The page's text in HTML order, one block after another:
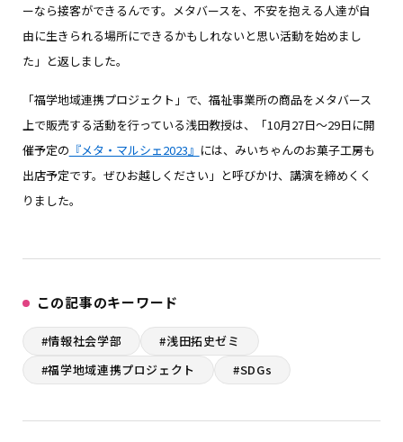
ーなら接客ができるんです。メタバースを、不安を抱える人達が自
由に生きられる場所にできるかもしれないと思い活動を始めまし
た」と返しました。
「福学地域連携プロジェクト」で、福祉事業所の商品をメタバース
上で販売する活動を行っている浅田教授は、「10月27日〜29日に開
催予定の 『メタ・マルシェ2023』 には、みいちゃんのお菓子工房も
出店予定です。ぜひお越しください」と呼びかけ、講演を締めくく
りました。
この記事のキーワード
#情報社会学部
#浅田拓史ゼミ
#福学地域連携プロジェクト
#SDGs